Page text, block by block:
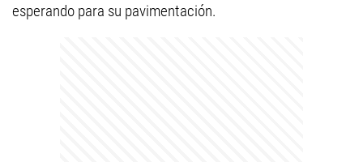
esperando para su pavimentación.